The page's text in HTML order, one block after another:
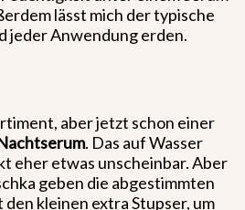
lässt mich der typische
jeder Anwendung erden.
aber jetzt schon einer
. Das auf Wasser
eher etwas unscheinbar. Aber
geben die abgestimmten
kleinen extra Stupser, um